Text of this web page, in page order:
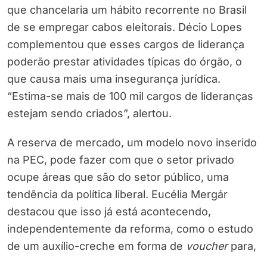
que chancelaria um hábito recorrente no Brasil
de se empregar cabos eleitorais. Décio Lopes
complementou que esses cargos de liderança
poderão prestar atividades típicas do órgão, o
que causa mais uma insegurança jurídica.
“Estima-se mais de 100 mil cargos de lideranças
estejam sendo criados”, alertou.
A reserva de mercado, um modelo novo inserido
na PEC, pode fazer com que o setor privado
ocupe áreas que são do setor público, uma
tendência da política liberal. Eucélia Mergár
destacou que isso já está acontecendo,
independentemente da reforma, como o estudo
de um auxílio-creche em forma de voucherpara,